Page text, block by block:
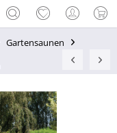
Gartensaunen